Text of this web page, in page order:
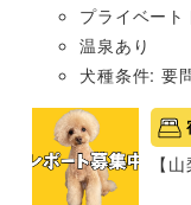
プライベート
温泉あり
犬種条件: 要
【